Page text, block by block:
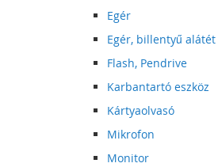
Egér
Egér, billentyű alátét
Flash, Pendrive
Karbantartó eszköz
Kártyaolvasó
Mikrofon
Monitor